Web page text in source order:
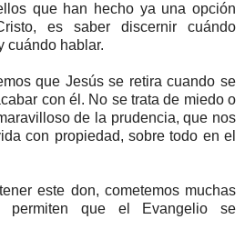
que han hecho ya una opción
es saber discernir cuándo
cuándo hablar.
que Jesús se retira cuando se
con él. No se trata de miedo o
de la prudencia, que nos
con propiedad, sobre todo en el
este don, cometemos muchas
permiten que el Evangelio se